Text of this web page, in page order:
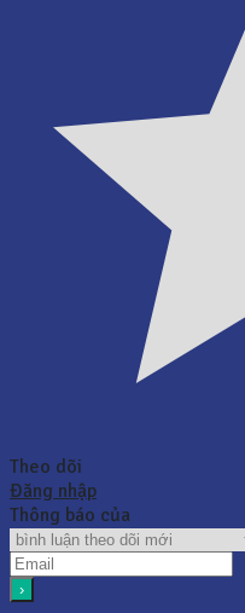
Theo dõi
Đăng nhập
Thông báo của